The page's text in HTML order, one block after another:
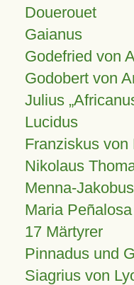
Douerouet
Gaianus
Godefried von
Godobert von
Julius
Lucidus
Franziskus von
Nikolaus
Menna-Jakobus
Maria Peñalosa
17 Märtyrer
Pinnadus und
Siagrius von